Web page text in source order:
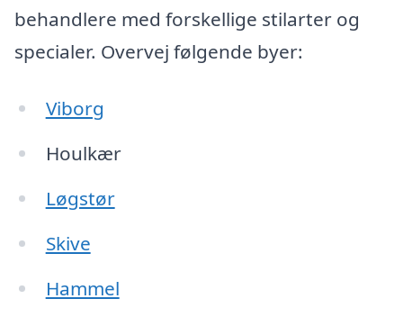
behandlere med forskellige stilarter og
specialer. Overvej følgende byer:
Viborg
Houlkær
Løgstør
Skive
Hammel